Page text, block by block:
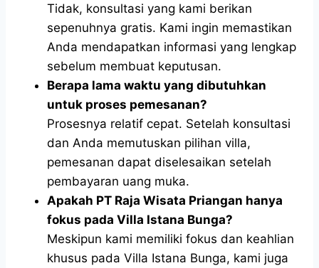
Tidak, konsultasi yang kami berikan
sepenuhnya gratis. Kami ingin memastikan
Anda mendapatkan informasi yang lengkap
sebelum membuat keputusan.
Berapa lama waktu yang dibutuhkan
untuk proses pemesanan?
Prosesnya relatif cepat. Setelah konsultasi
dan Anda memutuskan pilihan villa,
pemesanan dapat diselesaikan setelah
pembayaran uang muka.
Apakah PT Raja Wisata Priangan hanya
fokus pada Villa Istana Bunga?
Meskipun kami memiliki fokus dan keahlian
khusus pada Villa Istana Bunga, kami juga